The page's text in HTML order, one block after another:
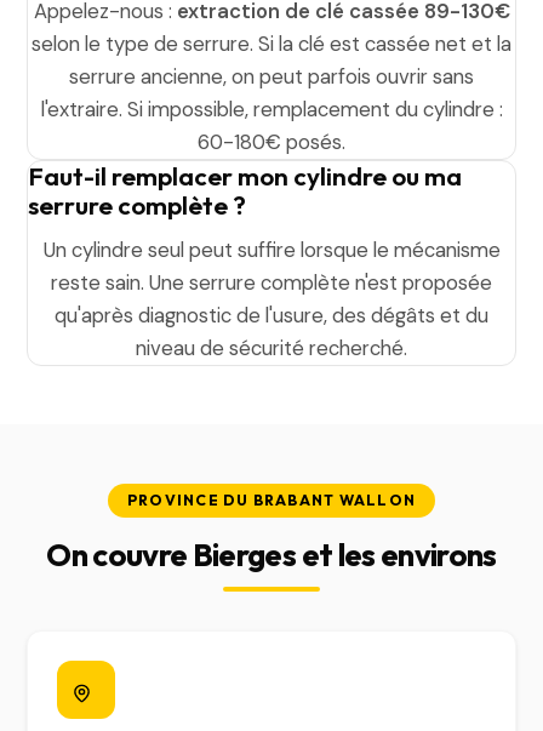
Appelez-nous : extraction de clé cassée 89-130€
selon le type de serrure. Si la clé est cassée net et la
serrure ancienne, on peut parfois ouvrir sans
l'extraire. Si impossible, remplacement du cylindre :
60-180€ posés.
Faut-il remplacer mon cylindre ou ma
serrure complète ?
Un cylindre seul peut suffire lorsque le mécanisme
reste sain. Une serrure complète n'est proposée
qu'après diagnostic de l'usure, des dégâts et du
niveau de sécurité recherché.
PROVINCE DU BRABANT WALLON
On couvre Bierges et les environs